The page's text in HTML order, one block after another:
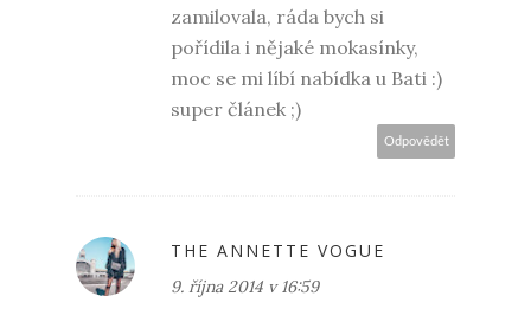
zamilovala, ráda bych si
pořídila i nějaké mokasínky,
moc se mi líbí nabídka u Bati :)
super článek ;)
Odpovědět
THE ANNETTE VOGUE
9. října 2014 v 16:59